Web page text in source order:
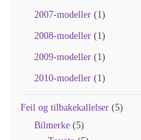
2007-modeller (1)
2008-modeller (1)
2009-modeller (1)
2010-modeller (1)
Feil og tilbakekallelser (5)
Bilmerke (5)